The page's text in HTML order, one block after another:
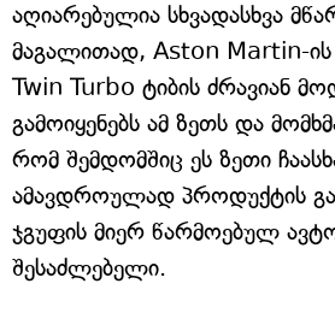
აღიარებულია სხვადასხვა
მაგალითად, Aston Martin-ის
Twin Turbo ტიბის ძრავიან
გამოიყენებს ამ ზეთს და
რომ შემდომშიც ეს ზეთი
ამავდროულად პროდუქტის
ჯგუფის მიერ წარმოებულ
შესაძლებელი.